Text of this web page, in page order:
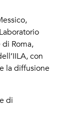
Roma,
con
la diffusione
di